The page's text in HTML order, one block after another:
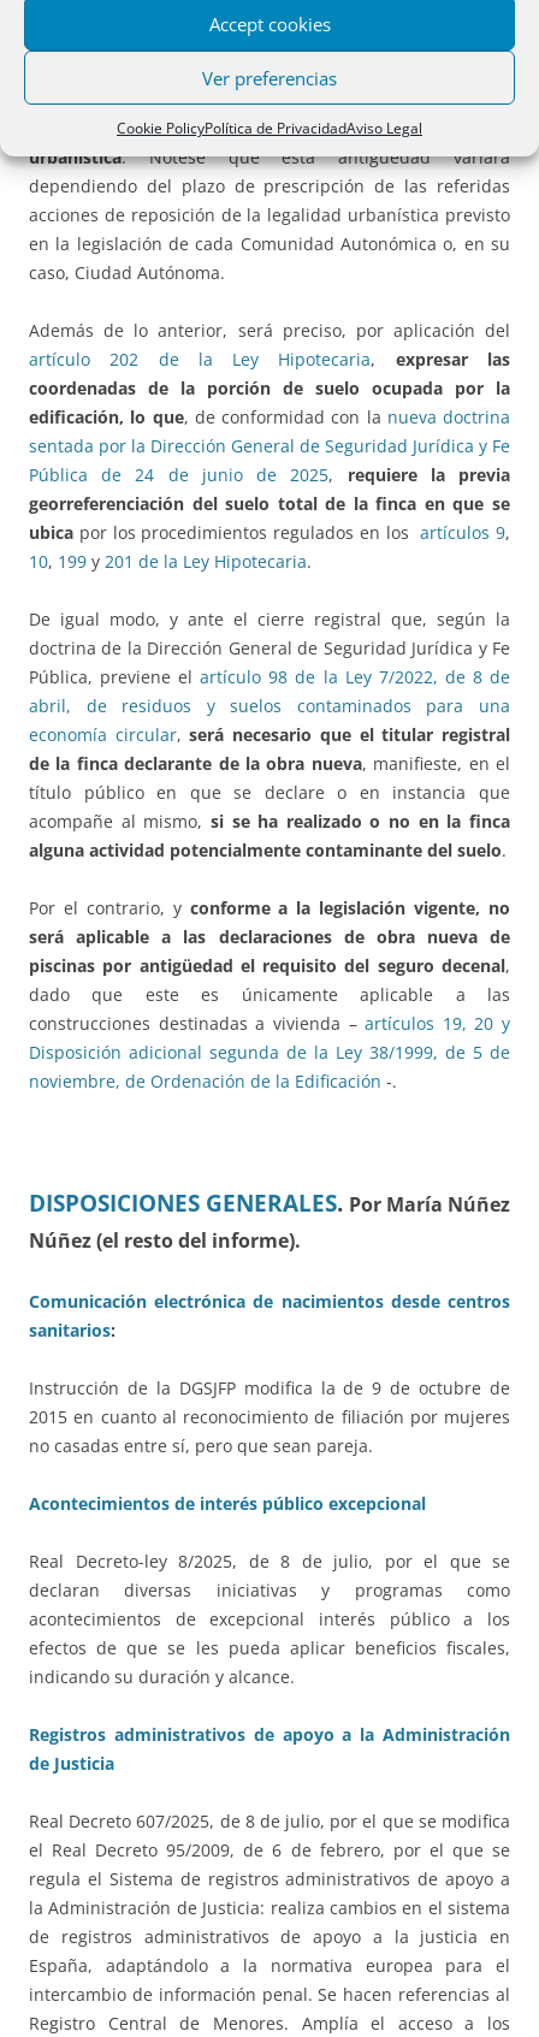
Accept cookies
Ver preferencias
Cookie PolicyPolítica de PrivacidadAviso Legal
de estos cuatro medios, que son complementarios entre sí,
terminación de la obra en fecha
determinada, con una antigüedad suficiente para que,
conforme a la legislación urbanística estatal, hayan
prescrito las acciones de reposición de la legalidad
urbanística. Nótese que esta antigüedad variará
dependiendo del plazo de prescripción de las referidas
acciones de reposición de la legalidad urbanística previsto
en la legislación de cada Comunidad Autonómica o, en su
caso, Ciudad Autónoma.
Además de lo anterior, será preciso, por aplicación del
artículo 202 de la Ley Hipotecaria, expresar las
coordenadas de la porción de suelo ocupada por la
edificación, lo que, de conformidad con la nueva doctrina
sentada por la Dirección General de Seguridad Jurídica y Fe
Pública de 24 de junio de 2025, requiere la previa
georreferenciación del suelo total de la finca en que se
ubica por los procedimientos regulados en losartículos 9,
10, 199 y 201 de la Ley Hipotecaria.
De igual modo, y ante el cierre registral que, según la
doctrina de la Dirección General de Seguridad Jurídica y Fe
Pública, previene elartículo 98 de la Ley 7/2022, de 8 de
abril, de residuos y suelos contaminados para una
economía circular,será necesario que el titular registral
de la finca declarante de la obra nueva, manifieste, en el
título público en que se declare o en instancia que
acompañe al mismo, si se ha realizado o no en la finca
alguna actividad potencialmente contaminante del suelo.
Por el contrario, y conforme a la legislación vigente, no
será aplicable a las declaraciones de obra nueva de
piscinas por antigüedad el requisito del seguro decenal,
dado que este es únicamente aplicable a las
construcciones destinadas a vivienda –artículos 19, 20 y
Disposición adicional segunda de la Ley 38/1999, de 5 de
noviembre, de Ordenación de la Edificación -.
DISPOSICIONES GENERALES. Por María Núñez
Núñez (el resto del informe).
Comunicación electrónica de nacimientos desde centros
sanitarios:
Instrucción de la DGSJFP modifica la de 9 de octubre de
2015 en cuanto al reconocimiento de filiación por mujeres
no casadas entre sí, pero que sean pareja.
Acontecimientos de interés público excepcional
Real Decreto-ley 8/2025, de 8 de julio, por el que se
declaran diversas iniciativas y programas como
acontecimientos de excepcional interés público a los
efectos de que se les pueda aplicar beneficios fiscales,
indicando su duración y alcance.
Registros administrativos de apoyo a la Administración
de Justicia
Real Decreto 607/2025, de 8 de julio, por el que se modifica
el Real Decreto 95/2009, de 6 de febrero, por el que se
regula el Sistema de registros administrativos de apoyo a
la Administración de Justicia: realiza cambios en el sistema
de registros administrativos de apoyo a la justicia en
España, adaptándolo a la normativa europea para el
intercambio de información penal. Se hacen referencias al
Registro Central de Menores. Amplía el acceso a los